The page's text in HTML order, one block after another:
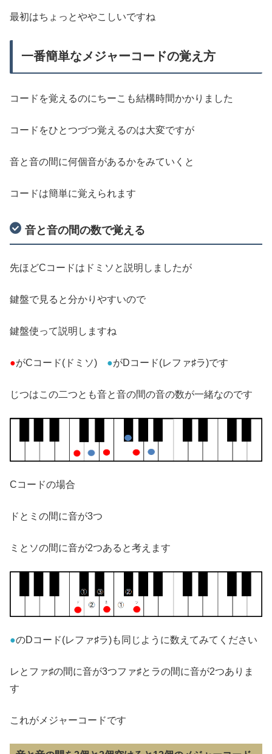
最初はちょっとややこしいですね
一番簡単なメジャーコードの覚え方
コードを覚えるのにちーこも結構時間かかりました
コードをひとつづつ覚えるのは大変ですが
音と音の間に何個音があるかをみていくと
コードは簡単に覚えられます
音と音の間の数で覚える
先ほどCコードはドミソと説明しましたが
鍵盤で見ると分かりやすいので
鍵盤使って説明しますね
●がCコード(ドミソ) ●がDコード(レファ♯ラ)です
じつはこの二つとも音と音の間の音の数が一緒なのです
Cコードの場合
ドとミの間に音が3つ
ミとソの間に音が2つあると考えます
●のDコード(レファ♯ラ)も同じように数えてみてください
レとファ♯の間に音が3つファ♯とラの間に音が2つありま
す
これがメジャーコードです